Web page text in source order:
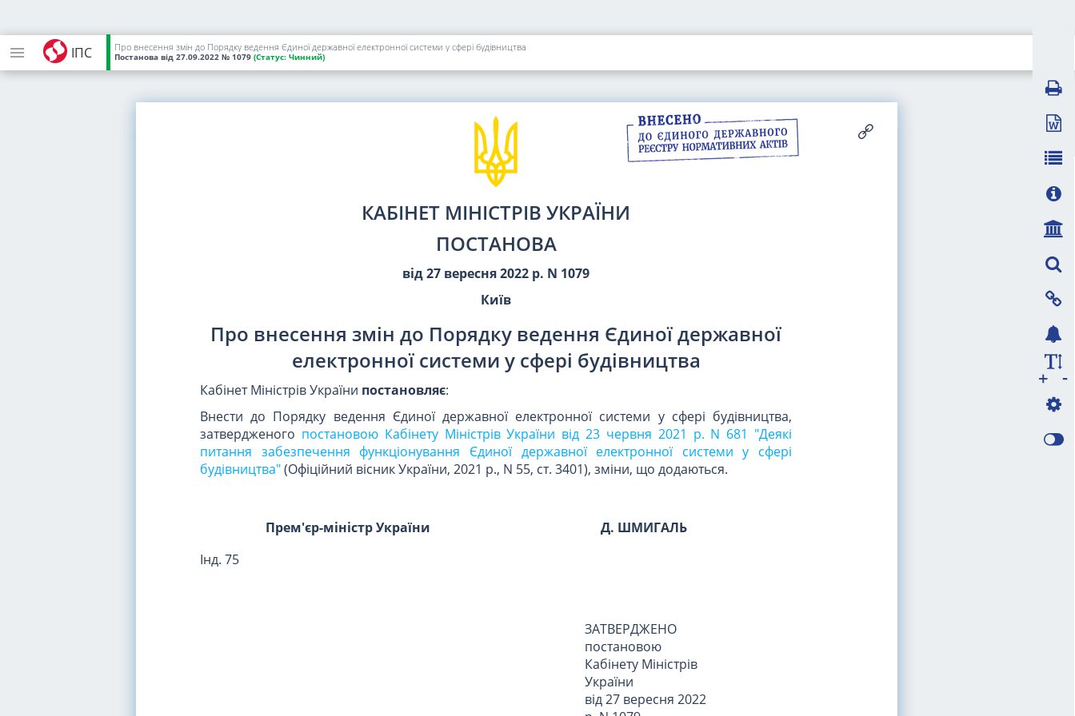
ІПС Про внесення змін до Порядку ведення Єдиної державної електронної системи у сфері будівництва
Постанова від 27.09.2022 № 1079 (Статус: Чинний)
КАБІНЕТ МІНІСТРІВ УКРАЇНИ
ПОСТАНОВА
від 27 вересня 2022 р. N 1079
Київ
Про внесення змін до Порядку ведення Єдиної державної
електронної системи у сфері будівництва
Кабінет Міністрів України постановляє:
Внести до Порядку ведення Єдиної державної електронної системи у сфері будівництва,
затвердженого постановою Кабінету Міністрів України від 23 червня 2021 р. N 681 "Деякі
питання забезпечення функціонування Єдиної державної електронної системи у сфері
будівництва"(Офіційний вісник України, 2021 р., N 55, ст. 3401), зміни, що додаються.
Прем'єр-міністр України
Д. ШМИГАЛЬ
Інд. 75
ЗАТВЕРДЖЕНО
постановою
Кабінету Міністрів
України
від 27 вересня 2022
-
+